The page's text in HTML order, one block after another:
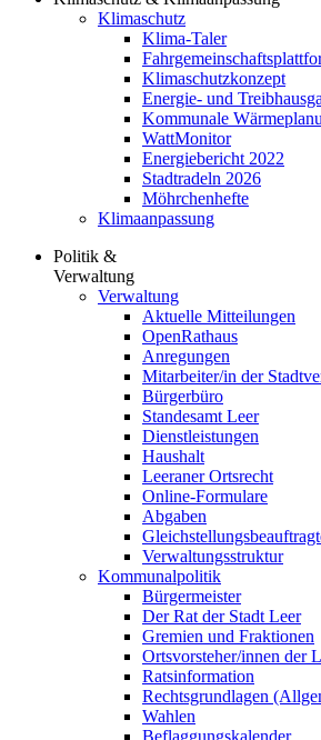
Klimaschutz
Klima-Taler
Klimaschutzkonzept
Energie- und
Kommunale
WattMonitor
Energiebericht 2022
Stadtradeln 2026
Möhrchenhefte
Klimaanpassung
Politik &
Verwaltung
Verwaltung
Aktuelle Mitteilungen
OpenRathaus
Anregungen
Mitarbeiter/in der
Bürgerbüro
Standesamt Leer
Dienstleistungen
Haushalt
Leeraner Ortsrecht
Online-Formulare
Abgaben
Verwaltungsstruktur
Kommunalpolitik
Bürgermeister
Der Rat der Stadt Leer
Gremien und Fraktionen
Ortsvorsteher/innen der
Ratsinformation
Rechtsgrundlagen
Wahlen
Beflaggungskalender